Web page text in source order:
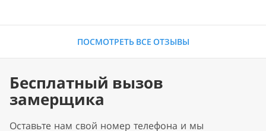
ПОСМОТРЕТЬ ВСЕ ОТЗЫВЫ
Бесплатный вызов
замерщика
Оставьте нам свой номер телефона и мы